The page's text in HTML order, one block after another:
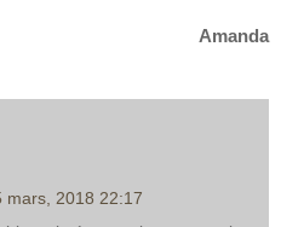
Amanda
mars, 2018 22:17